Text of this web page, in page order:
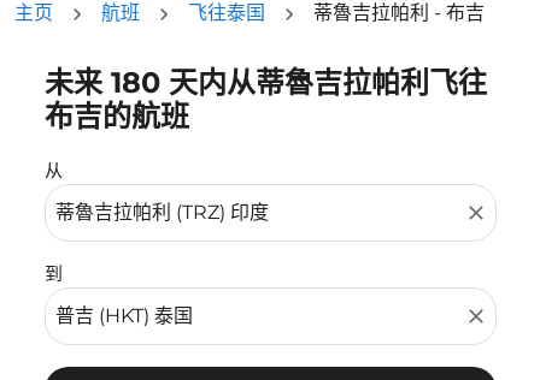
主页 航班 飞往泰国 蒂魯吉拉帕利 - 布吉
未来 180 天内从蒂魯吉拉帕利飞往
布吉的航班
从
close
到
close
没有符合您的筛选条件的机票。请调整您的筛选条件。